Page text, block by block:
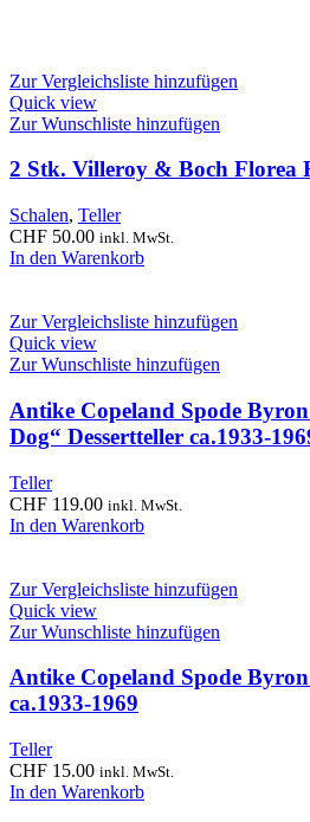
Zur Vergleichsliste hinzufügen
Quick view
Zur Wunschliste hinzufügen
2 Stk. Villeroy & Boch Florea
Schalen, Teller
CHF 50.00 inkl. MwSt.
In den Warenkorb
Zur Vergleichsliste hinzufügen
Quick view
Zur Wunschliste hinzufügen
Antike Copeland Spode
Dog“ Dessertteller ca.1933-
Teller
CHF 119.00 inkl. MwSt.
In den Warenkorb
Zur Vergleichsliste hinzufügen
Quick view
Zur Wunschliste hinzufügen
Antike Copeland Spode
ca.1933-1969
Teller
CHF 15.00 inkl. MwSt.
In den Warenkorb